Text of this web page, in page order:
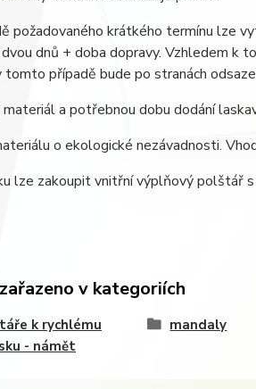
požadovaného krátkého termínu lze
dnů + doba dopravy. Vzhledem k
tomto případě bude po stranách
a potřebnou dobu dodání
o ekologické nezávadnosti.
lze zakoupit vnitřní výplňový polštář
v kategoriích
k rychlému
- námět
mandaly